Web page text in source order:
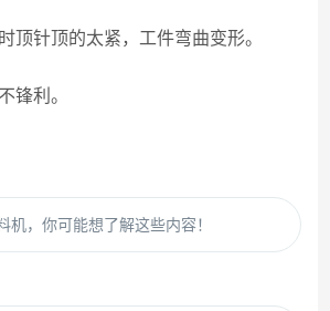
针顶的太紧，工件弯曲变形。
利。
机，你可能想了解这些内容！